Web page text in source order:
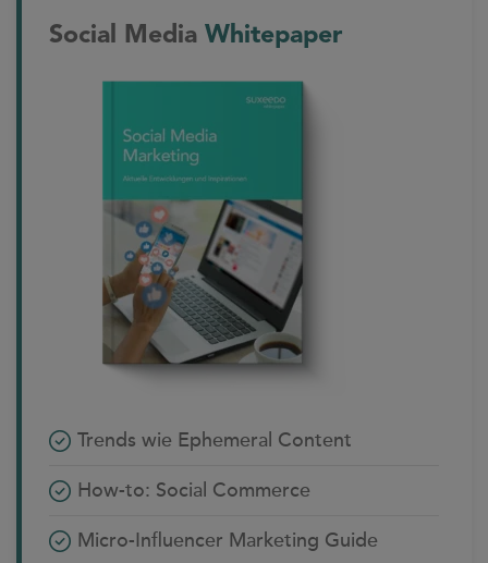
Social Media Whitepaper
Trends wie Ephemeral Content
How-to: Social Commerce
Micro-Influencer Marketing Guide